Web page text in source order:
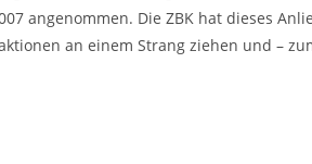
angenommen. Die ZBK hat dieses
an einem Strang ziehen und –